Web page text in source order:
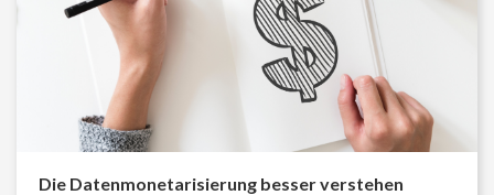
Die Datenmonetarisierung besser verstehen